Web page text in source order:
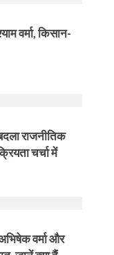
वर्मा, किसान-
राजनीतिक
चर्चा में
वर्मा और